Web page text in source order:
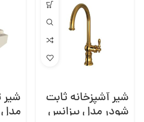
شیر آشپزخانه ثابت
شودر مدل بیزانس
شیر
مدل